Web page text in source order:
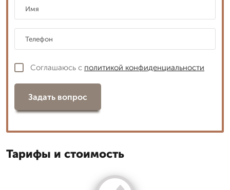
Соглашаюсь с политикой конфиденциальности
Задать вопрос
Тарифы и стоимость